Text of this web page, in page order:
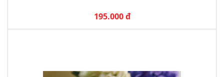
195.000 đ